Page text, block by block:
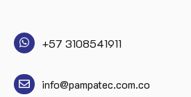
+57 3108541911
info@pampatec.com.co